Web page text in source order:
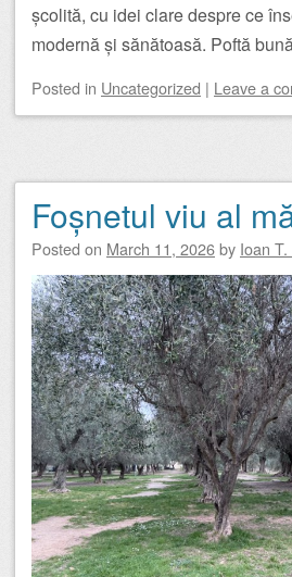
școlită, cu idei clare despre ce
modernă și sănătoasă. Poftă
Posted in Uncategorized | Leave a
Foșnetul viu al
Posted on March 11, 2026by Ioan